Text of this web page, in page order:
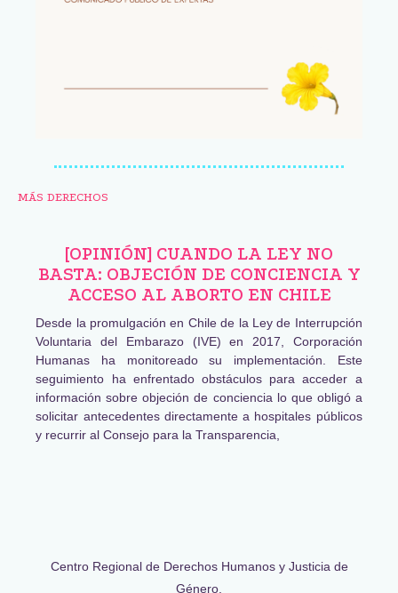
MÁS DERECHOS
[OPINIÓN] CUANDO LA LEY NO
BASTA: OBJECIÓN DE CONCIENCIA Y
ACCESO AL ABORTO EN CHILE
Desde la promulgación en Chile de la Ley de Interrupción
Voluntaria del Embarazo (IVE) en 2017, Corporación
Humanas ha monitoreado su implementación. Este
seguimiento ha enfrentado obstáculos para acceder a
información sobre objeción de conciencia lo que obligó a
solicitar antecedentes directamente a hospitales públicos
y recurrir al Consejo para la Transparencia,
Centro Regional de Derechos Humanos y Justicia de
Género,